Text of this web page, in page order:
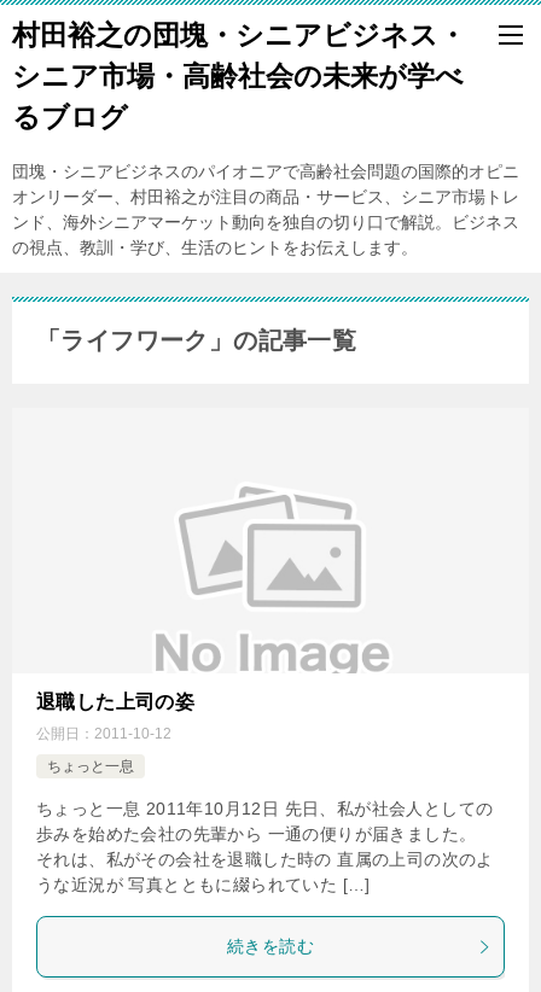
村田裕之の団塊・シニアビジネス・
シニア市場・高齢社会の未来が学べ
るブログ
団塊・シニアビジネスのパイオニアで高齢社会問題の国際的オピニ
オンリーダー、村田裕之が注目の商品・サービス、シニア市場トレ
ンド、海外シニアマーケット動向を独自の切り口で解説。ビジネス
の視点、教訓・学び、生活のヒントをお伝えします。
「ライフワーク」の記事一覧
退職した上司の姿
公開日： 2011-10-12
ちょっと一息
ちょっと一息 2011年10月12日 先日、私が社会人としての
歩みを始めた会社の先輩から 一通の便りが届きました。
それは、私がその会社を退職した時の 直属の上司の次のよ
うな近況が 写真とともに綴られていた […]
続きを読む